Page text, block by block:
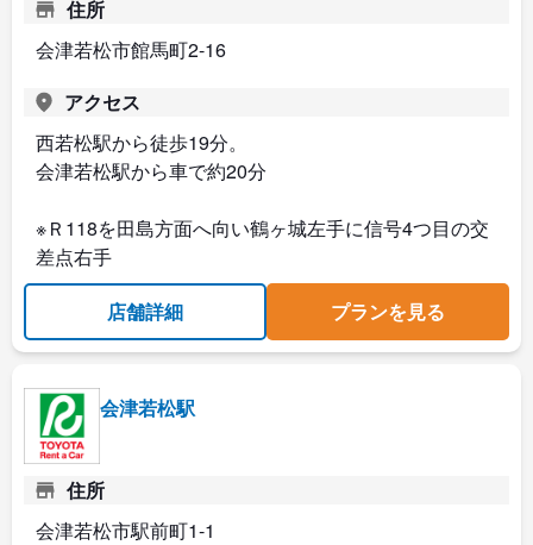
住所
会津若松市館馬町2-16
アクセス
西若松駅から徒歩19分。
会津若松駅から車で約20分
※Ｒ118を田島方面へ向い鶴ヶ城左手に信号4つ目の交
差点右手
店舗詳細
プランを見る
会津若松駅
住所
会津若松市駅前町1-1